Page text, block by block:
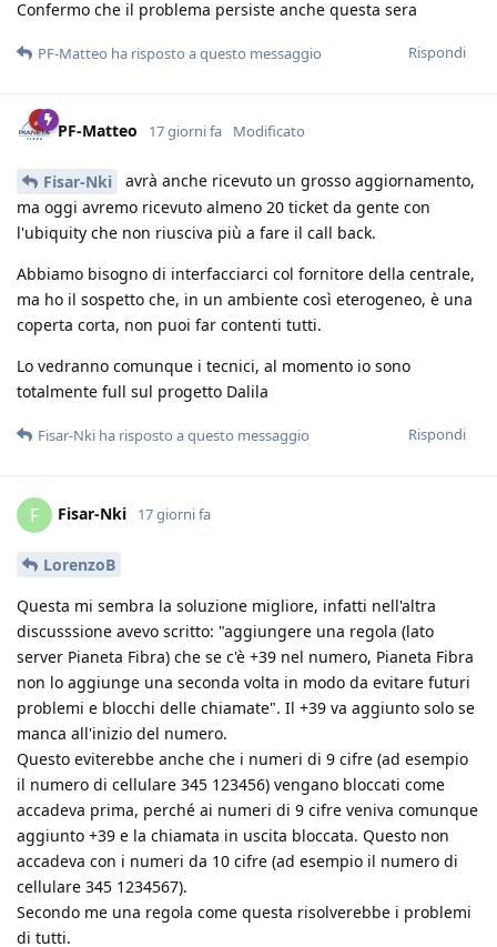
Confermo che il problema persiste anche questa sera
Rispondi
PF-Matteo ha risposto a questo messaggio
PF-Matteo 17 giorni fa Modificato
Fisar-Nki
avrà anche ricevuto un grosso aggiornamento,
ma oggi avremo ricevuto almeno 20 ticket da gente con
l'ubiquity che non riusciva più a fare il call back.
Abbiamo bisogno di interfacciarci col fornitore della centrale,
ma ho il sospetto che, in un ambiente così eterogeneo, è una
coperta corta, non puoi far contenti tutti.
Lo vedranno comunque i tecnici, al momento io sono
totalmente full sul progetto Dalila
Rispondi
Fisar-Nki ha risposto a questo messaggio
F Fisar-Nki 17 giorni fa
LorenzoB
Questa mi sembra la soluzione migliore, infatti nell'altra
discusssione avevo scritto: "aggiungere una regola (lato
server Pianeta Fibra) che se c'è +39 nel numero, Pianeta Fibra
non lo aggiunge una seconda volta in modo da evitare futuri
problemi e blocchi delle chiamate". Il +39 va aggiunto solo se
manca all'inizio del numero.
Questo eviterebbe anche che i numeri di 9 cifre (ad esempio
il numero di cellulare 345 123456) vengano bloccati come
accadeva prima, perché ai numeri di 9 cifre veniva comunque
aggiunto +39 e la chiamata in uscita bloccata. Questo non
accadeva con i numeri da 10 cifre (ad esempio il numero di
cellulare 345 1234567).
Secondo me una regola come questa risolverebbe i problemi
di tutti.